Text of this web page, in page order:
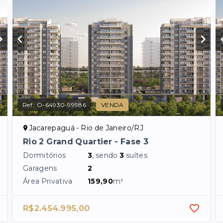
Ref.: O-64930-99986 VENDA
Jacarepaguá - Rio de Janeiro/RJ
Rio 2 Grand Quartier - Fase 3
Dormitórios 3, sendo3 suítes
Garagens
2
Área Privativa
159,90m²
R$2.454.995,00